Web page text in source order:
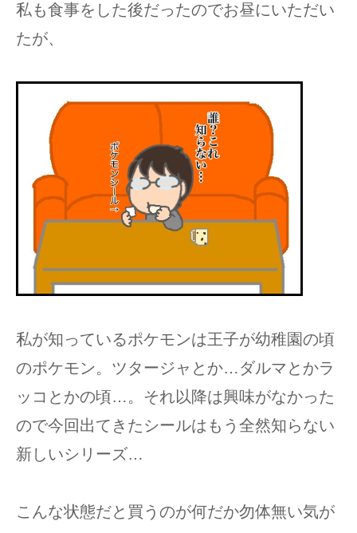
私も食事をした後だったのでお昼にいただい
たが、
私が知っているポケモンは王子が幼稚園の頃
のポケモン。ツタージャとか…ダルマとかラ
ッコとかの頃…。それ以降は興味がなかった
ので今回出てきたシールはもう全然知らない
新しいシリーズ…
こんな状態だと買うのが何だか勿体無い気が